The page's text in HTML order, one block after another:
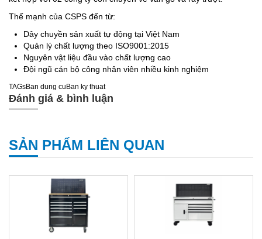
Thế mạnh của CSPS đến từ:
Dây chuyền sản xuất tự động tại Việt Nam
Quản lý chất lượng theo ISO9001:2015
Nguyên vật liệu đầu vào chất lượng cao
Đội ngũ cán bộ công nhân viên nhiều kinh nghiệm
TAGsBan dung cuBan ky thuat
Đánh giá & bình luận
SẢN PHẨM LIÊN QUAN